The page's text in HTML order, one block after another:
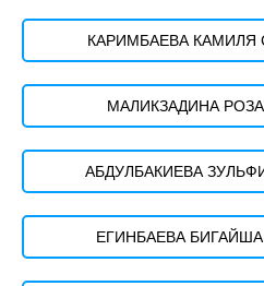
КАРИМБАЕВА КАМИЛЯ
МАЛИКЗАДИНА
АБДУЛБАКИЕВА
ЕГИНБАЕВА